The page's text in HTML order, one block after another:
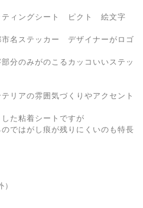
ィングシート ピクト 絵文字
名ステッカー デザイナーがロゴ
分のみがのこるカッコいいステッ
リアの雰囲気づくりやアクセント
た粘着シートですが
ではがし痕が残りにくいのも特長